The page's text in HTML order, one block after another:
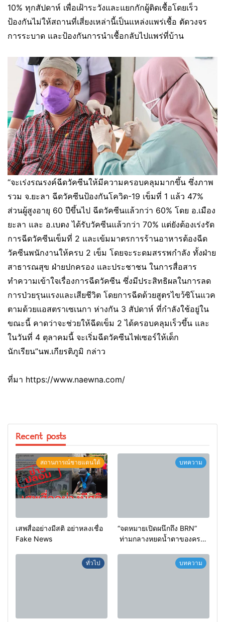
10% ทุกสัปดาห์ เพื่อเฝ้าระวังและแยกกักผู้ติดเชื้อโดยเร็ว
ป้องกันไม่ให้สถานที่เสี่ยงเหล่านี้เป็นแหล่งแพร่เชื้อ ตัดวงจร
การระบาด และป้องกันการนำเชื้อกลับไปแพร่ที่บ้าน
“จะเร่งรณรงค์ฉีดวัคซีนให้มีความครอบคลุมมากขึ้น ซึ่งภาพ
รวม จ.ยะลา ฉีดวัคซีนป้องกันโควิด-19 เข็มที่ 1 แล้ว 47%
ส่วนผู้สูงอายุ 60 ปีขึ้นไป ฉีดวัคซีนแล้วกว่า 60% โดย อ.เมือง
ยะลา และ อ.เบตง ได้รับวัคซีนแล้วกว่า 70% แต่ยังต้องเร่งรัด
การฉีดวัคซีนเข็มที่ 2 และเข้มมาตรการร้านอาหารต้องฉีด
วัคซีนพนักงานให้ครบ 2 เข็ม โดยจะระดมสรรพกำลัง ทั้งฝ่าย
สาธารณสุข ฝ่ายปกครอง และประชาชน ในการสื่อสาร
ทำความเข้าใจเรื่องการฉีดวัคซีน ซึ่งมีประสิทธิผลในการลด
การป่วยรุนแรงและเสียชีวิต โดยการฉีดด้วยสูตรไขว้ซิโนแวค
ตามด้วยแอสตราเซเนกา ห่างกัน 3 สัปดาห์ ที่กำลังใช้อยู่ใน
ขณะนี้ คาดว่าจะช่วยให้ฉีดเข็ม 2 ได้ครอบคลุมเร็วขึ้น และ
ในวันที่ 4 ตุลาคมนี้ จะเริ่มฉีดวัคซีนไฟเซอร์ให้เด็ก
นักเรียน”นพ.เกียรติภูมิ กล่าว
ที่มา https://www.naewna.com/
Recent posts
สถานการณ์ชายแดนใต้
เสพสื่ออย่างมีสติ อย่าหลงเชื่อ
Fake News
บทความ
“จดหมายเปิดผนึกถึง BRN”
ท่ามกลางหยดน้ำตาของครอบ
สะอื้นของทารกน้อยที่ต้อง
ทั่วไป บทความ